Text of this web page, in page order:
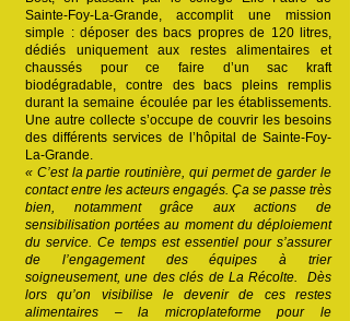
Sainte-Foy-La-Grande, accomplit une mission
simple : déposer des bacs propres de 120 litres,
dédiés uniquement aux restes alimentaires et
chaussés pour ce faire d’un sac kraft
biodégradable, contre des bacs pleins remplis
durant la semaine écoulée par les établissements.
Une autre collecte s’occupe de couvrir les besoins
des différents services de l’hôpital de Sainte-Foy-
La-Grande.
« C’est la partie routinière, qui permet de garder le
contact entre les acteurs engagés. Ça se passe très
bien, notamment grâce aux actions de
sensibilisation portées au moment du déploiement
du service. Ce temps est essentiel pour s’assurer
de l’engagement des équipes à trier
soigneusement, une des clés de La Récolte. Dès
lors qu’on visibilise le devenir de ces restes
alimentaires – la microplateforme pour le